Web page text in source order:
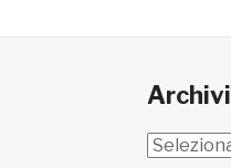
Archivi
Archivi